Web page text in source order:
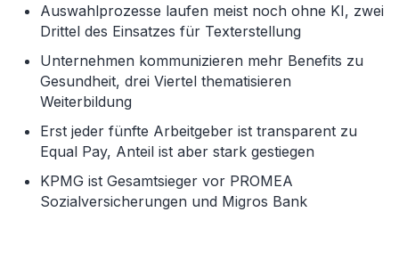
Auswahlprozesse laufen meist noch ohne KI, zwei
Drittel des Einsatzes für Texterstellung
Unternehmen kommunizieren mehr Benefits zu
Gesundheit, drei Viertel thematisieren
Weiterbildung
Erst jeder fünfte Arbeitgeber ist transparent zu
Equal Pay, Anteil ist aber stark gestiegen
KPMG ist Gesamtsieger vor PROMEA
Sozialversicherungen und Migros Bank